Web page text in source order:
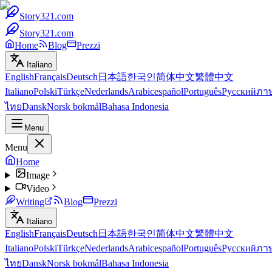
Story321.com
Story321.com
Home
Blog Prezzi
Italiano
EnglishFrançaisDeutsch 日本語한국인简体中文繁體中文
ItalianoPolskiTürkçeNederlandsArabicespañolPortuguêsРусскийภา
ไทยDanskNorsk bokmålBahasa Indonesia
Menu
Menu
Home
Image
Video
Writing
Blog Prezzi
Italiano
EnglishFrançaisDeutsch 日本語한국인简体中文繁體中文
ItalianoPolskiTürkçeNederlandsArabicespañolPortuguêsРусскийภา
ไทยDanskNorsk bokmålBahasa Indonesia